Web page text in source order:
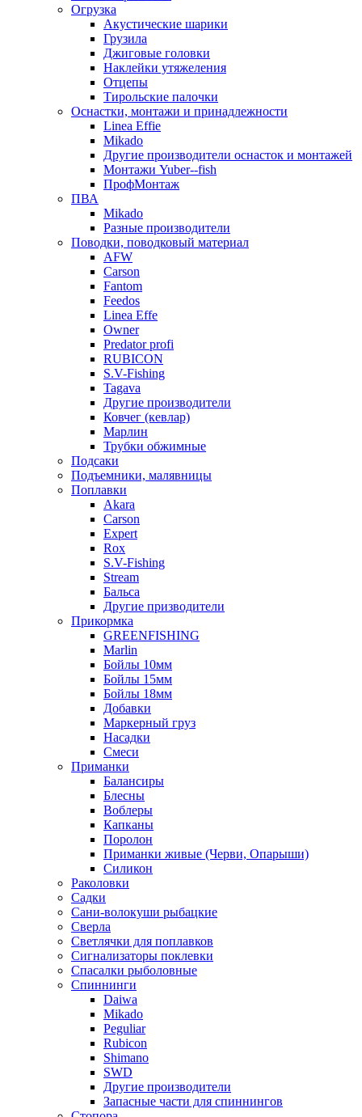
Огрузка
Акустические шарики
Грузила
Джиговые головки
Наклейки утяжеления
Отцепы
Тирольские палочки
Оснастки, монтажи и принадлежности
Linea Effie
Mikado
Другие производители оснасток и монтажей
Монтажи Yuber--fish
ПрофМонтаж
ПВА
Mikado
Разные производители
Поводки, поводковый материал
AFW
Carson
Fantom
Feedos
Linea Effe
Owner
Predator profi
RUBICON
S.V-Fishing
Tagava
Другие производители
Ковчег (кевлар)
Марлин
Трубки обжимные
Подсаки
Подъемники, малявницы
Поплавки
Akara
Carson
Expert
Rox
S.V-Fishing
Stream
Бальса
Другие призводители
Прикормка
GREENFISHING
Marlin
Бойлы 10мм
Бойлы 15мм
Бойлы 18мм
Добавки
Маркерный груз
Насадки
Смеси
Приманки
Балансиры
Блесны
Воблеры
Капканы
Поролон
Приманки живые (Черви, Опарыши)
Силикон
Раколовки
Садки
Сани-волокуши рыбацкие
Сверла
Светлячки для поплавков
Сигнализаторы поклевки
Спасалки рыболовные
Спиннинги
Daiwa
Mikado
Peguliar
Rubicon
Shimano
SWD
Другие производители
Запасные части для спиннингов